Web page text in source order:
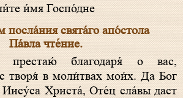
и́мя Госпо́дне
свята́го апо́стола
Па́вла чте́ние.
творя́ в моли́твах мои́х. Да Бог
Христа́, Оте́ц сла́вы даст